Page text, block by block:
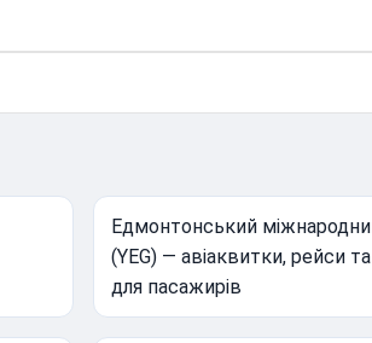
Едмонтонський
(YEG) — авіаквитки, рейси
для пасажирів